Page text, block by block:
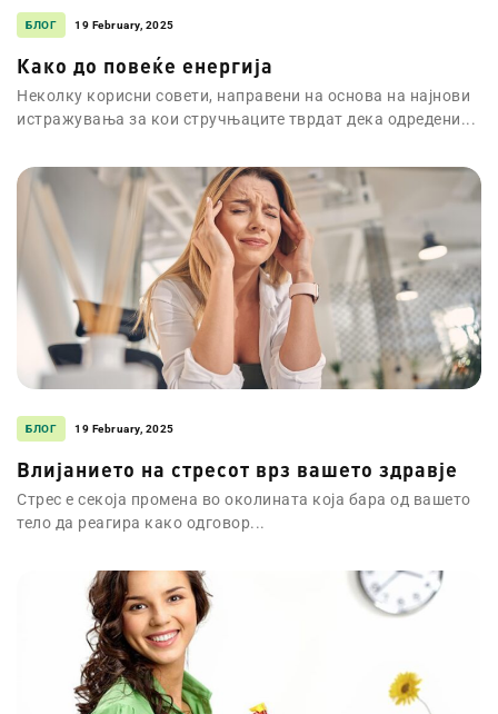
БЛОГ 19 February, 2025
Како до повеќе енергија
Неколку корисни совети, направени на основа на најнови
истражувања за кои стручњаците тврдат дека одредени...
БЛОГ 19 February, 2025
Влијанието на стресот врз вашето здравје
Стрес е секоја промена во околината која бара од вашето
тело да реагира како одговор...